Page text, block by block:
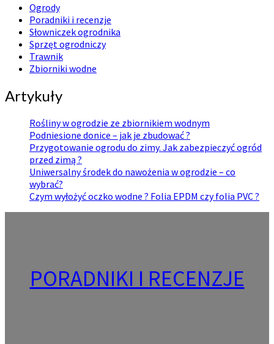
Ogrody
Poradniki i recenzje
Słowniczek ogrodnika
Sprzęt ogrodniczy
Trawnik
Zbiorniki wodne
Artykuły
Rośliny w ogrodzie ze zbiornikiem wodnym
Podniesione donice – jak je zbudować ?
Przygotowanie ogrodu do zimy. Jak zabezpieczyć ogród
przed zimą ?
Uniwersalny środek do nawożenia w ogrodzie – co
wybrać?
Czym wyłożyć oczko wodne ? Folia EPDM czy folia PVC ?
PORADNIKI I RECENZJE